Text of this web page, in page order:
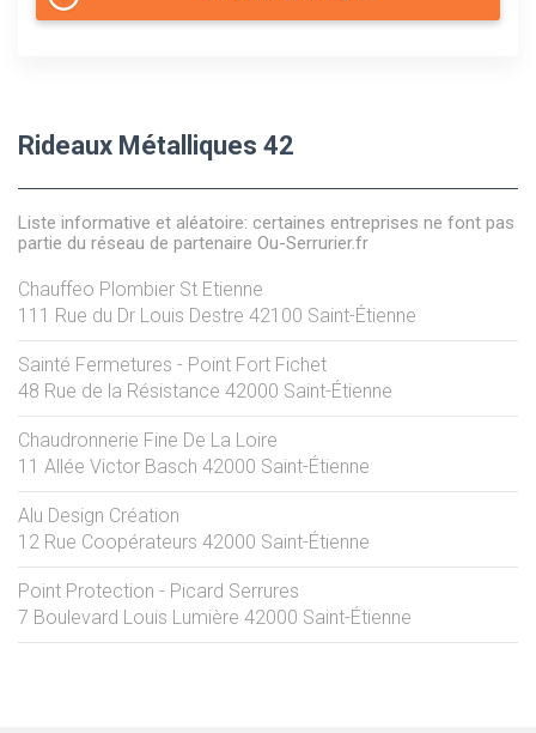
Rideaux Métalliques 42
Liste informative et aléatoire: certaines entreprises ne font pas
partie du réseau de partenaire Ou-Serrurier.fr
Chauffeo Plombier St Etienne
111 Rue du Dr Louis Destre 42100 Saint-Étienne
Sainté Fermetures - Point Fort Fichet
48 Rue de la Résistance 42000 Saint-Étienne
Chaudronnerie Fine De La Loire
11 Allée Victor Basch 42000 Saint-Étienne
Alu Design Création
12 Rue Coopérateurs 42000 Saint-Étienne
Point Protection - Picard Serrures
7 Boulevard Louis Lumière 42000 Saint-Étienne